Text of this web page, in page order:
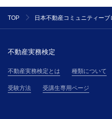
TOP 日本不動産コミュニティーブ
不動産実務検定
不動産実務検定とは 種類について
受験方法 受講生専用ページ